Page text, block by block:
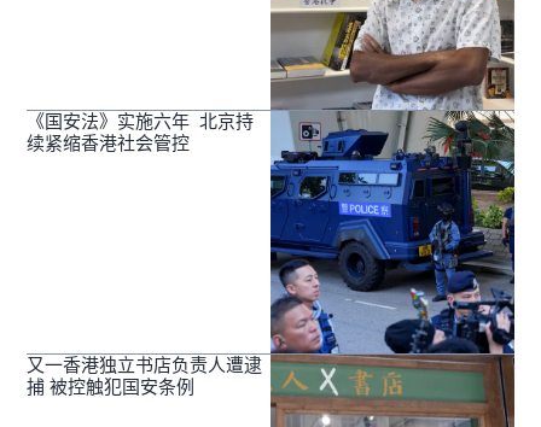
《国安法》实施六年 北京持
续紧缩香港社会管控
又一香港独立书店负责人遭逮
捕 被控触犯国安条例